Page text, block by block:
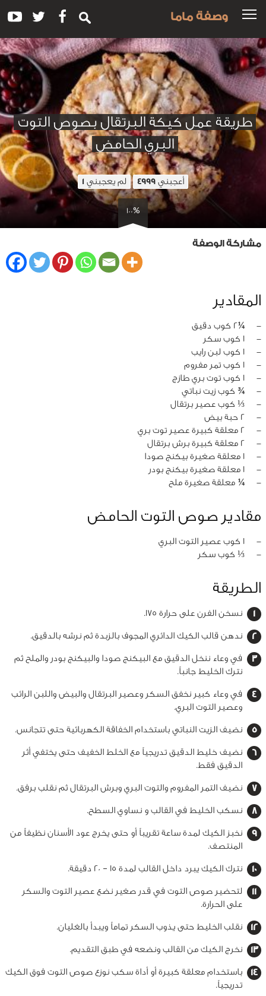
وصفة ماما
طريقة عمل كيكة البرتقال بصوص التوت
البري الحامض
أعجبني 4999 لم يعجبني 1
100%
مشاركة الوصفة
المقادير
‏-
¼2 كوب دقيق
‏-
1 كوب سكر
‏-
1 كوب لبن رايب
‏-
1 كوب تمر مفروم
‏-
1 كوب توت بري طازج
‏-
¾ كوب زيت نباتي
‏-
⅓ كوب عصير برتقال
‏-
2 حبة بيض
‏-
2 معلقة كبيرة عصير توت بري
‏-
2 معلقة كبيرة برش برتقال
‏-
1 معلقة صغيرة بيكنج صودا
‏-
1 معلقة صغيرة بيكنج بودر
‏-
¼ معلقة صغيرة ملح
مقادير صوص التوت الحامض
‏-
1 كوب عصير التوت البري
‏-
⅓ كوب سكر
الطريقة
نسخن الفرن على حرارة 175.
ندهن قالب الكيك الدائري المجوف بالزبدة ثم نرشه بالدقيق.
في وعاء ننخل الدقيق مع البيكنج صودا والبيكنج بودر والملح ثم
نترك الخليط جانباً.
في وعاء كبير نخفق السكر وعصير البرتقال والبيض واللبن الرائب
وعصير التوت البري.
نضيف الزيت النباتي باستخدام الخفاقة الكهربائية حتى تتجانس.
نضيف خليط الدقيق تدريجياً مع الخلط الخفيف حتى يختفي أثر
الدقيق فقط.
نضيف التمر المفروم والتوت البري وبرش البرتقال ثم نقلب برفق.
نسكب الخليط في القالب و نساوي السطح.
نخبز الكيك لمدة ساعة تقريباً أو حتى يخرج عود الأسنان نظيفاً من
المنتصف.
نترك الكيك يبرد داخل القالب لمدة 15 – 20 دقيقة.
لتحضير صوص التوت في قدر صغير نضع عصير التوت والسكر
على الحرارة.
نقلب الخليط حتى يذوب السكر تماماً ويبدأ بالغليان.
نخرج الكيك من القالب ونضعه في طبق التقديم.
باستخدام معلقة كبيرة أو أداة سكب نوزع صوص التوت فوق الكيك
تدريجياً.